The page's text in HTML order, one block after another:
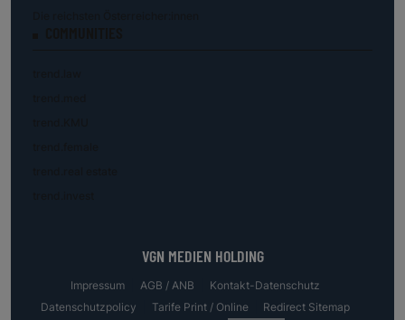
VGN MEDIEN HOLDING
Impressum AGB / ANB
Kontakt-Datenschutz
Datenschutzpolicy
Tarife Print / Online
Redirect Sitemap